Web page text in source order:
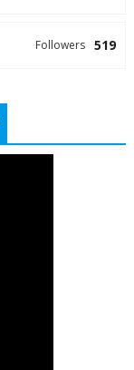
519
Followers